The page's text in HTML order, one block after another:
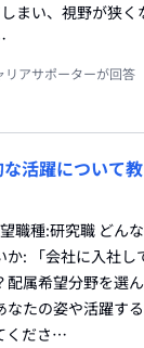
まい、視野が狭く
リアサポーターが回答
活躍について
職種:研究職 どん
か: 「会社に入社し
配属希望分野を選
なたの姿や活躍す
くださ…